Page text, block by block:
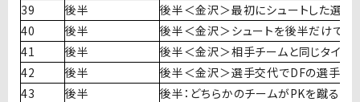
39
後半
後半＜金沢＞最初にシュートした選手
40
後半
後半＜金沢＞シュートを後半だけで３
41
後半
後半＜金沢＞相手チームと同じタイミ
42
後半
後半＜金沢＞選手交代でDFの選手を
43
後半
後半：どちらかのチームがPKを蹴る